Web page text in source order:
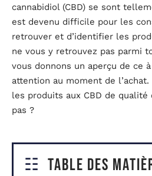
cannabidiol (CBD) se sont
est devenu difficile pour les
retrouver et d’identifier les
ne vous y retrouvez pas parmi
vous donnons un aperçu de ce
attention au moment de
les produits aux CBD de qualité
pas ?
Table des